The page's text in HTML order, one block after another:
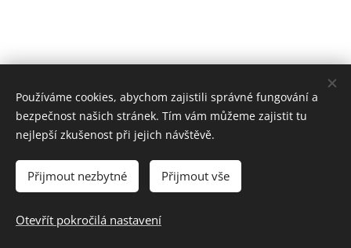
Reality Čech
© 2024 Všechna práva vyhrazena.
Používáme cookies, abychom zajistili správné fungování a
bezpečnost našich stránek. Tím vám můžeme zajistit tu
nejlepší zkušenost při jejich návštěvě.
Přijmout nezbytné Přijmout vše
Otevřít pokročilá nastavení